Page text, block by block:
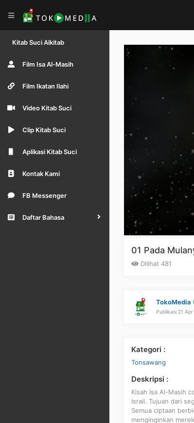
Kitab Suci Alkitab
Film Isa Al-Masih
Film Ikatan Ilahi
Video Kitab Suci
Clip Kitab Suci
Aplikasi Kitab Suci
Kontak Kami
FB Messenger
Daftar Bahasa
01 Pada
Dilihat 481
TokoMedia
Publikasi 21 Apr
Kategori :
Tonsawang
Deskripsi :
Kisah Isa Al-Masih
Israil. Tujuan dari
Semua ciptaan
menginginkan